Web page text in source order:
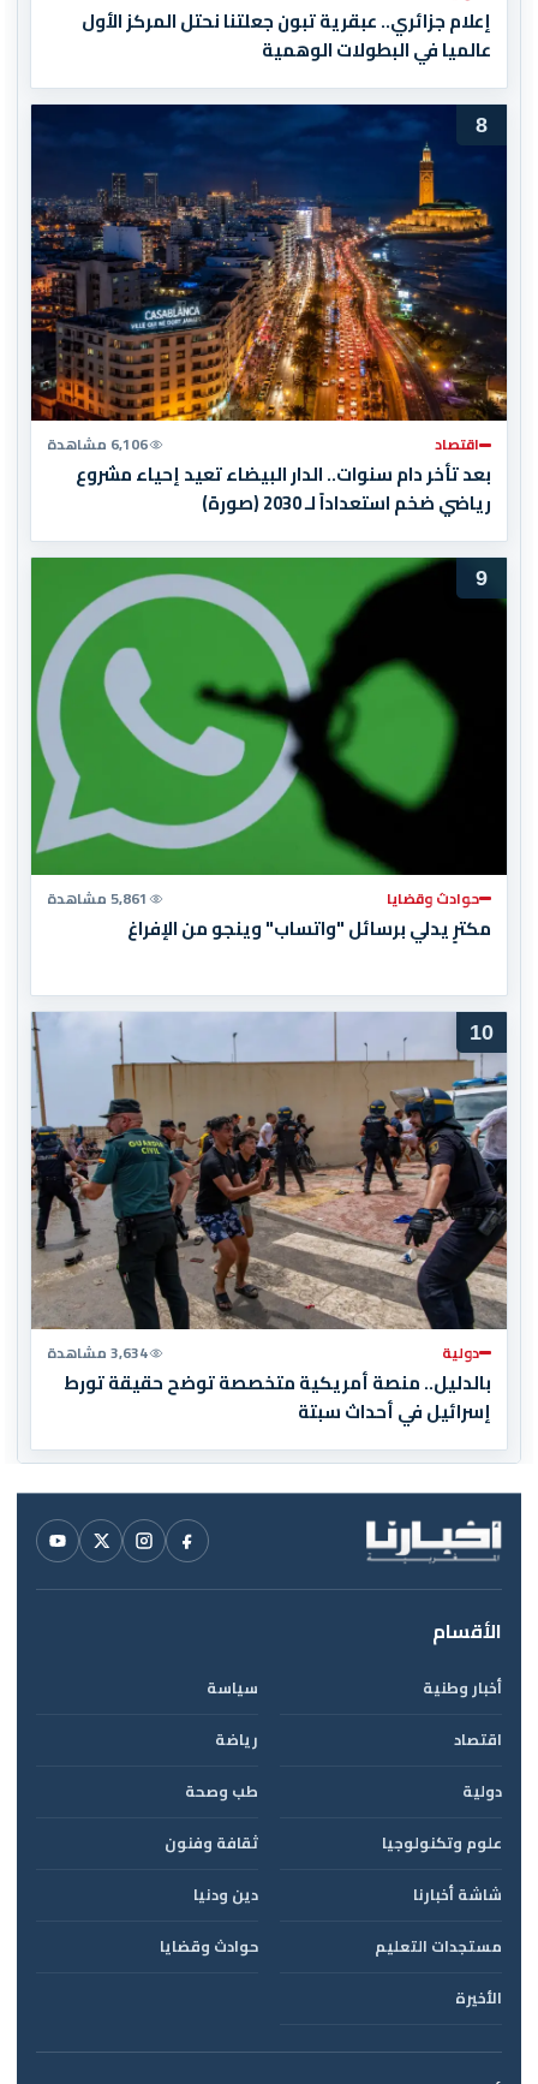
إعلام جزائري.. عبقرية تبون جعلتنا نحتل المركز الأول
عالميا في البطولات الوهمية
8
اقتصاد 6,106 مشاهدة
بعد تأخر دام سنوات.. الدار البيضاء تعيد إحياء مشروع
رياضي ضخم استعداداً لـ 2030 (صورة)
9
حوادث وقضايا 5,861 مشاهدة
مكترٍ يدلي برسائل "واتساب" وينجو من الإفراغ
10
دولية 3,634 مشاهدة
بالدليل.. منصة أمريكية متخصصة توضح حقيقة تورط
إسرائيل في أحداث سبتة
الأقسام
أخبار وطنية
سياسة
اقتصاد
رياضة
دولية
طب وصحة
علوم وتكنولوجيا
ثقافة وفنون
شاشة أخبارنا
دين ودنيا
مستجدات التعليم
حوادث وقضايا
الأخيرة